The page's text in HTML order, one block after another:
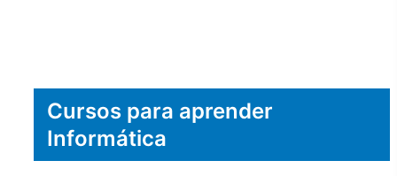
Cursos para aprender
Informática